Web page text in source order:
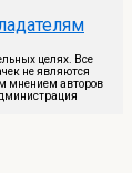
целях. Все
не являются
мнением авторов